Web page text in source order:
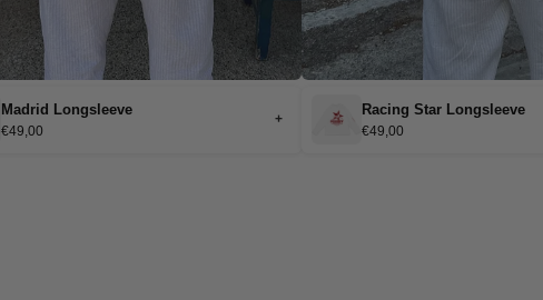
Madrid Longsleeve
€49,00
+
Racing Star Longsleeve
€49,00